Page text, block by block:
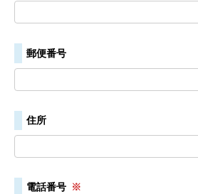
郵便番号
住所
電話番号 ※